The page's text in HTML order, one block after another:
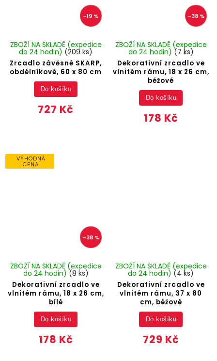
–19 %
Zrcadlo závěsné SKARP,
obdélníkové, 60 x 80 cm
ZBOŽÍ NA SKLADĚ (expedice
do 24 hodin) (209 ks)
727 Kč
Do košíku
–38 %
Dekorativní zrcadlo ve
vlnitém rámu, 18 x 26 cm,
béžové
ZBOŽÍ NA SKLADĚ (expedice
do 24 hodin) (7 ks)
178 Kč
Do košíku
VÝHODNÁ
CENA
–38 %
Dekorativní zrcadlo ve
vlnitém rámu, 18 x 26 cm,
bílé
ZBOŽÍ NA SKLADĚ (expedice
do 24 hodin) (8 ks)
178 Kč
Do košíku
Dekorativní zrcadlo ve
vlnitém rámu, 37 x 80
cm, béžové
ZBOŽÍ NA SKLADĚ (expedice
do 24 hodin) (4 ks)
729 Kč
Do košíku